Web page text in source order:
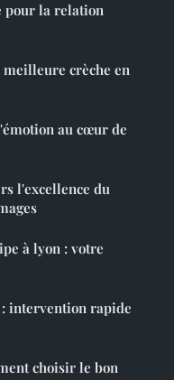
pour la relation
crèche en
au cœur de
l'excellence du
à lyon : votre
intervention rapide
choisir le bon